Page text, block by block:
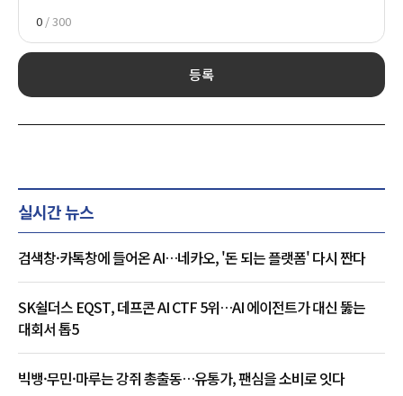
0 / 300
등록
실시간 뉴스
검색창·카톡창에 들어온 AI…네카오, '돈 되는 플랫폼' 다시 짠다
SK쉴더스 EQST, 데프콘 AI CTF 5위…AI 에이전트가 대신 뚫는
대회서 톱5
빅뱅·무민·마루는 강쥐 총출동…유통가, 팬심을 소비로 잇다